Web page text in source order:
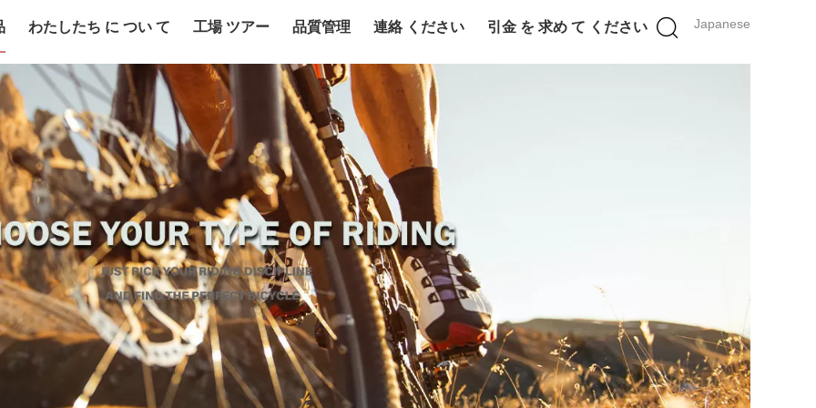
Japanese
わたしたち に つい て 工場 ツアー 品質管理 連絡 ください 引金 を 求め て ください